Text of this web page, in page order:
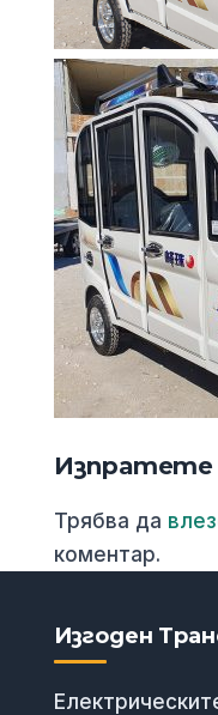
Трябва да
коментар.
Изгоден